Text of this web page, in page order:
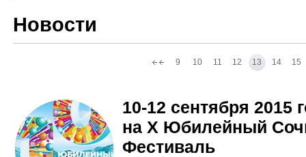
Новости
9 10 11 12 13 14 15
10-12 сентября 2015
на X Юбилейный
Фестиваль